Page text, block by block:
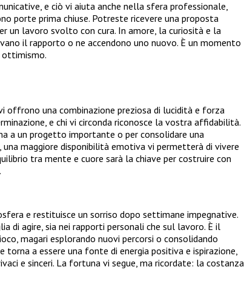
e ciò vi aiuta anche nella sfera professionale,
porte prima chiuse. Potreste ricevere una proposta
un lavoro svolto con cura. In amore, la curiosità e la
il rapporto o ne accendono uno nuovo. È un momento
ottimismo.
offrono una combinazione preziosa di lucidità e forza
e chi vi circonda riconosce la vostra affidabilità.
a un progetto importante o per consolidare una
maggiore disponibilità emotiva vi permetterà di vivere
tra mente e cuore sarà la chiave per costruire con
e restituisce un sorriso dopo settimane impegnative.
di agire, sia nei rapporti personali che sul lavoro. È il
magari esplorando nuovi percorsi o consolidando
torna a essere una fonte di energia positiva e ispirazione,
e sinceri. La fortuna vi segue, ma ricordate: la costanza